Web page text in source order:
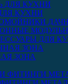
КУХНИ
ДЛЯ
ЗОНА